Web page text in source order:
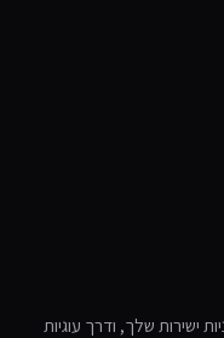
ישירות שלך, ודרך עוגיות